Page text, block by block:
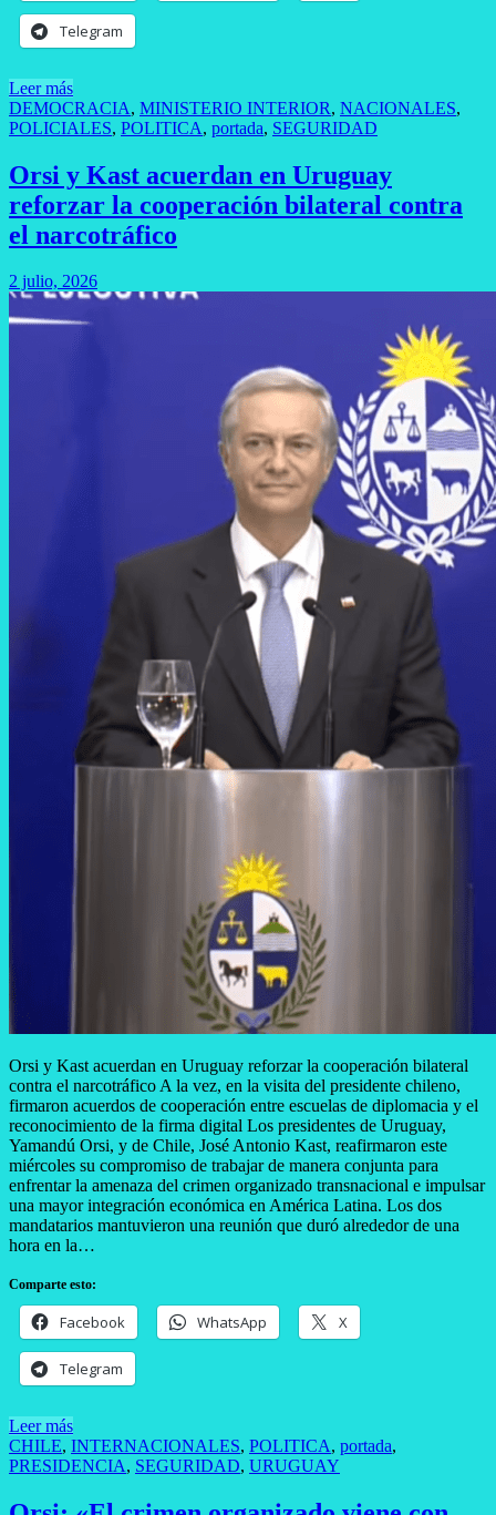
Telegram
Leer más
DEMOCRACIA, MINISTERIO INTERIOR, NACIONALES,
POLICIALES, POLITICA, portada, SEGURIDAD
Orsi y Kast acuerdan en Uruguay
reforzar la cooperación bilateral contra
el narcotráfico
2 julio, 2026
Orsi y Kast acuerdan en Uruguay reforzar la cooperación bilateral
contra el narcotráfico A la vez, en la visita del presidente chileno,
firmaron acuerdos de cooperación entre escuelas de diplomacia y el
reconocimiento de la firma digital Los presidentes de Uruguay,
Yamandú Orsi, y de Chile, José Antonio Kast, reafirmaron este
miércoles su compromiso de trabajar de manera conjunta para
enfrentar la amenaza del crimen organizado transnacional e impulsar
una mayor integración económica en América Latina. Los dos
mandatarios mantuvieron una reunión que duró alrededor de una
hora en la…
Comparte esto:
Facebook WhatsApp X
Telegram
Leer más
CHILE, INTERNACIONALES, POLITICA, portada,
PRESIDENCIA, SEGURIDAD, URUGUAY